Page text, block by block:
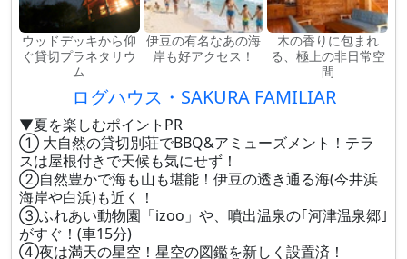
ウッドデッキから仰
ぐ貸切プラネタリウ
ム
伊豆の有名なあの海
岸も好アクセス！
木の香りに包まれ
る、極上の非日常空
間
ログハウス・SAKURA FAMILIAR
▼夏を楽しむポイントPR
① 大自然の貸切別荘でBBQ&アミューズメント！テラ
スは屋根付きで天候も気にせず！
②自然豊かで海も山も堪能！伊豆の透き通る海(今井浜
海岸や白浜)も近く！
③ふれあい動物園「izoo」や、噴出温泉の｢河津温泉郷｣
がすぐ！(車15分)
④夜は満天の星空！星空の図鑑を新しく設置済！